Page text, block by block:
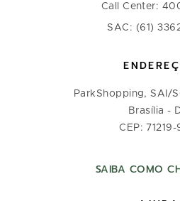
Call Center:
SAC: (61)
ParkShopping, SAI/
Brasília -
CEP:
SAIBA COMO